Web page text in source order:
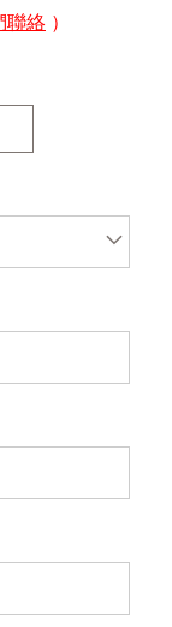
聯絡 ）